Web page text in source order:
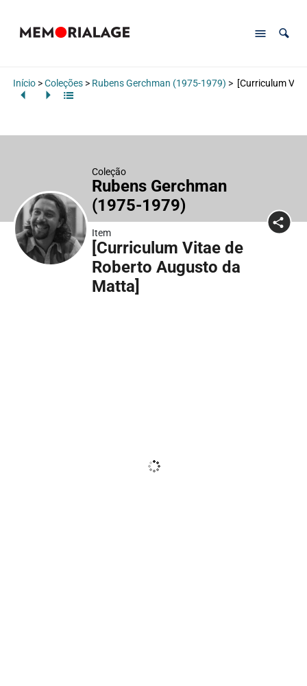
Início>Coleções> Rubens Gerchman (1975-1979) > [Curriculum
Coleção
Rubens Gerchman
(1975-1979)
Item
[Curriculum Vitae de
Roberto Augusto da
Matta]